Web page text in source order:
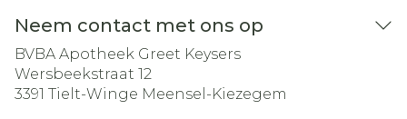
Neem contact met ons op
BVBA Apotheek Greet Keysers
Wersbeekstraat 12
3391 Tielt-Winge Meensel-Kiezegem